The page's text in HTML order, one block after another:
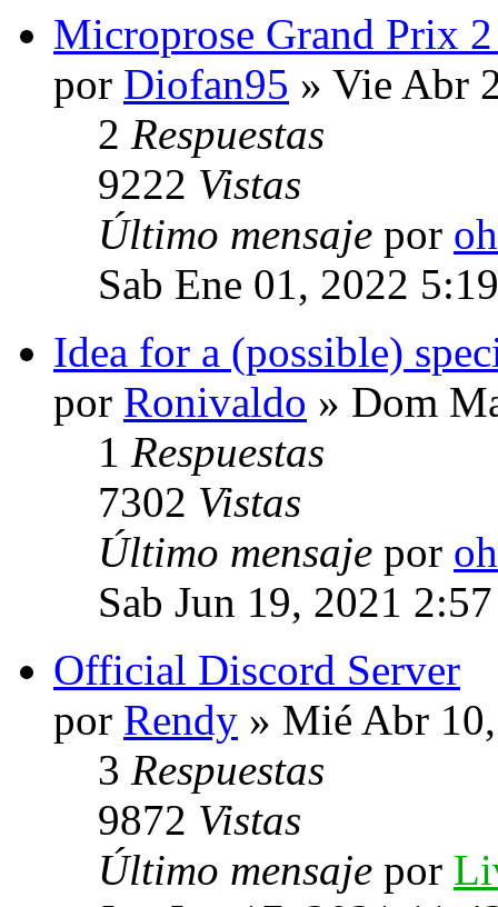
Microprose Grand Prix
por Diofan95 » Vie Abr
2 Respuestas
9222 Vistas
Último mensaje por
Sab Ene 01, 2022
Idea for a (possible)
por Ronivaldo » Dom
1 Respuestas
7302 Vistas
Último mensaje por
Sab Jun 19, 2021
Official Discord Server
por Rendy » Mié Abr
3 Respuestas
9872 Vistas
Último mensaje por